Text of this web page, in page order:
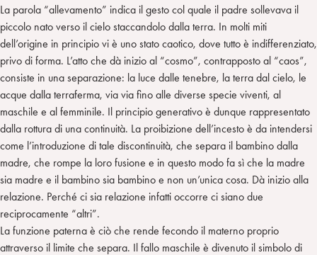
La parola “allevamento” indica il gesto col quale il padre sollevava il
piccolo nato verso il cielo staccandolo dalla terra. In molti miti
dell’origine in principio vi è uno stato caotico, dove tutto è indifferenziato,
privo di forma. L’atto che dà inizio al “cosmo”, contrapposto al “caos”,
consiste in una separazione: la luce dalle tenebre, la terra dal cielo, le
acque dalla terraferma, via via fino alle diverse specie viventi, al
maschile e al femminile. Il principio generativo è dunque rappresentato
dalla rottura di una continuità. La proibizione dell’incesto è da intendersi
come l’introduzione di tale discontinuità, che separa il bambino dalla
madre, che rompe la loro fusione e in questo modo fa sì che la madre
sia madre e il bambino sia bambino e non un’unica cosa. Dà inizio alla
relazione. Perché ci sia relazione infatti occorre ci siano due
reciprocamente “altri”.
La funzione paterna è ciò che rende fecondo il materno proprio
attraverso il limite che separa. Il fallo maschile è divenuto il simbolo di